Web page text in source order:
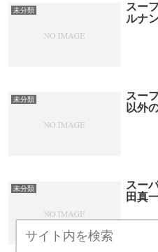
未分類
スー
ルナ
未分類
スー
以外
未分類
スー
田真